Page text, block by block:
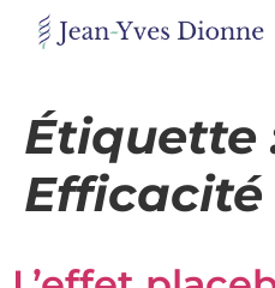
Étiquette
Efficacité
en
contact
mon